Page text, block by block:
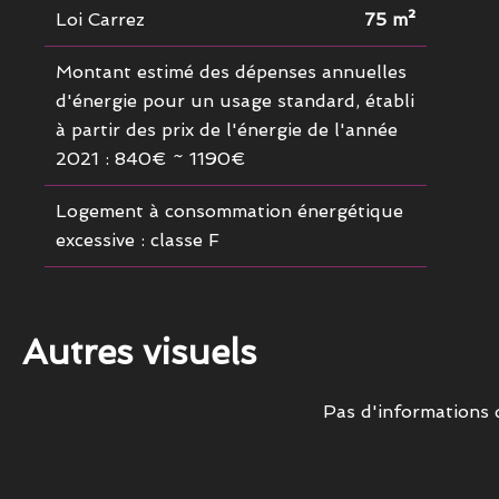
Loi Carrez 75 m²
Montant estimé des dépenses annuelles
d'énergie pour un usage standard, établi
à partir des prix de l'énergie de l'année
2021 : 840€ ~ 1190€
Logement à consommation énergétique
excessive : classe F
Autres visuels
Pas d'informations